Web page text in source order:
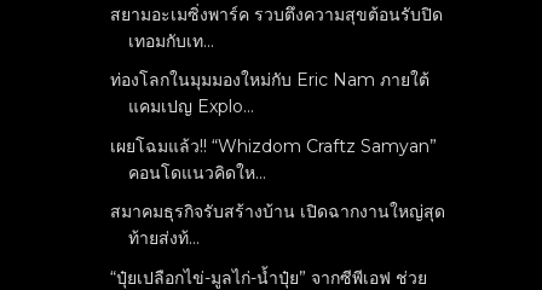
สยามอะเมซิ่งพาร์ค รวบตึงความสุขต้อนรับปิด
เทอมกับเท...
ท่องโลกในมุมมองใหม่กับ Eric Nam ภายใต้
แคมเปญ Explo...
เผยโฉมแล้ว!! “Whizdom Craftz Samyan”
คอนโดแนวคิดให...
สมาคมธุรกิจรับสร้างบ้าน เปิดฉากงานใหญ่สุด
ท้ายส่งท้...
“ปุ๋ยเปลือกไข่-มูลไก่-น้ำปุ๋ย” จากซีพีเอฟ ช่วย